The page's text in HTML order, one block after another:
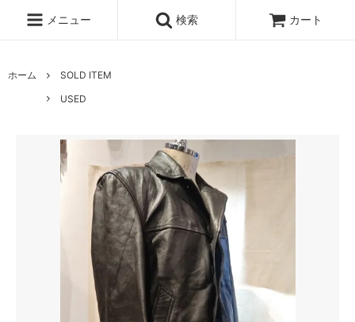
メニュー 検索 カート
ホーム
SOLD ITEM
USED